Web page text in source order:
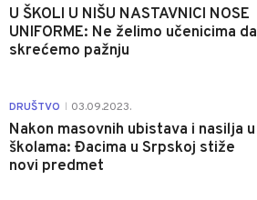
U ŠKOLI U NIŠU NASTAVNICI NOSE
UNIFORME: Ne želimo učenicima da
skrećemo pažnju
DRUŠTVO 03.09.2023.
Nakon masovnih ubistava i nasilja u
školama: Đacima u Srpskoj stiže
novi predmet